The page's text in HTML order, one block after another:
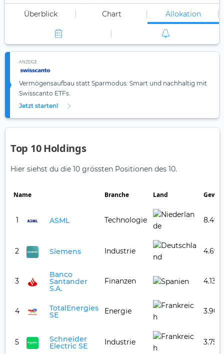
Überblick Chart Allokation
ANZEIGE
Vermögensaufbau statt Sparmodus: Smart und nachhaltig mit
Swisscanto ETFs.
Jetzt starten!
Top 10 Holdings
Hier siehst du die 10 grössten Positionen des 10.
Name Branche Land
1 ASML Technologie 8.49
2 Siemens Industrie 4.69
3
Banco
Santander
S.A.
Finanzen 4.13 %
4 TotalEnergies
SE Energie 3.90
5 Schneider
Electric SE Industrie 3.75